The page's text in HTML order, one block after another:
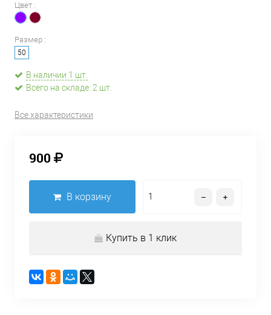
Цвет :
Размер :
50
В наличии 1 шт.
Всего на складе: 2 шт.
Все характеристики
900
В корзину
Купить в 1 клик